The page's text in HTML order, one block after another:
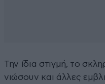
Την ίδια στιγμή, το
νιώσουν και άλλες